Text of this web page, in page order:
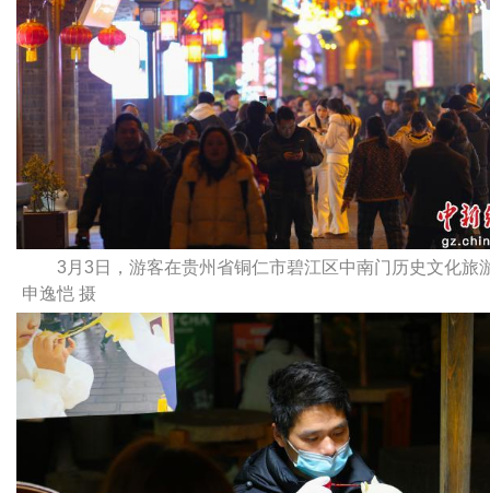
3月3日，游客在贵州省铜仁市碧江区中南门历史文化旅
申逸恺 摄